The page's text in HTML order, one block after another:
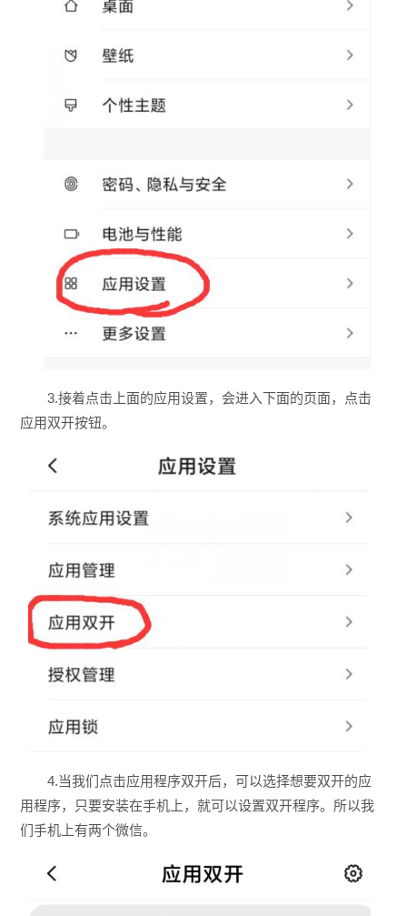
3.接着点击上面的应用设置，会进入下面的页面，点击
应用双开按钮。
4.当我们点击应用程序双开后，可以选择想要双开的应
用程序，只要安装在手机上，就可以设置双开程序。所以我
们手机上有两个微信。